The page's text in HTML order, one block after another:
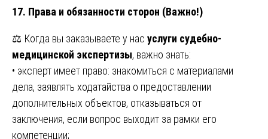
17. Права и обязанности сторон (Важно!)
⚖️ Когда вы заказываете у нас услуги судебно-
медицинской экспертизы, важно знать:
• эксперт имеет право: знакомиться с материалами
дела, заявлять ходатайства о предоставлении
дополнительных объектов, отказываться от
заключения, если вопрос выходит за рамки его
компетенции;